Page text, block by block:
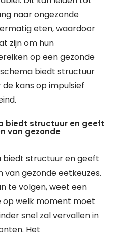
naar ongezonde
eten, waardoor
zijn om hun
op een gezonde
biedt structuur
kans op impulsief
biedt structuur en geeft
van gezonde
biedt structuur en geeft
gezonde eetkeuzes.
te volgen, weet een
op welk moment moet
snel zal vervallen in
Het